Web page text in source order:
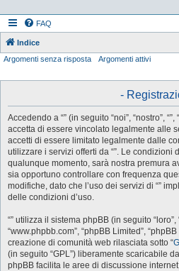
FAQ
Indice
Argomenti senza risposta
Argomenti attivi
-
Accedendo a “” (in seguito “noi”, “nostro”,
accetta di essere vincolato legalmente alle
accetti di essere limitato legalmente dalle
utilizzare i servizi offerti da “”. Le condizioni
qualunque momento, sarà nostra premura
sia opportuno controllare con frequenza
modifiche, dato che l’uso dei servizi di “”
delle condizioni d’uso.
“” utilizza il sistema phpBB (in seguito “loro”,
“www.phpbb.com”, “phpBB Limited”,
creazione di comunità web rilasciata sotto “
(in seguito “GPL”) liberamente scaricabile da
phpBB facilita le aree di discussione